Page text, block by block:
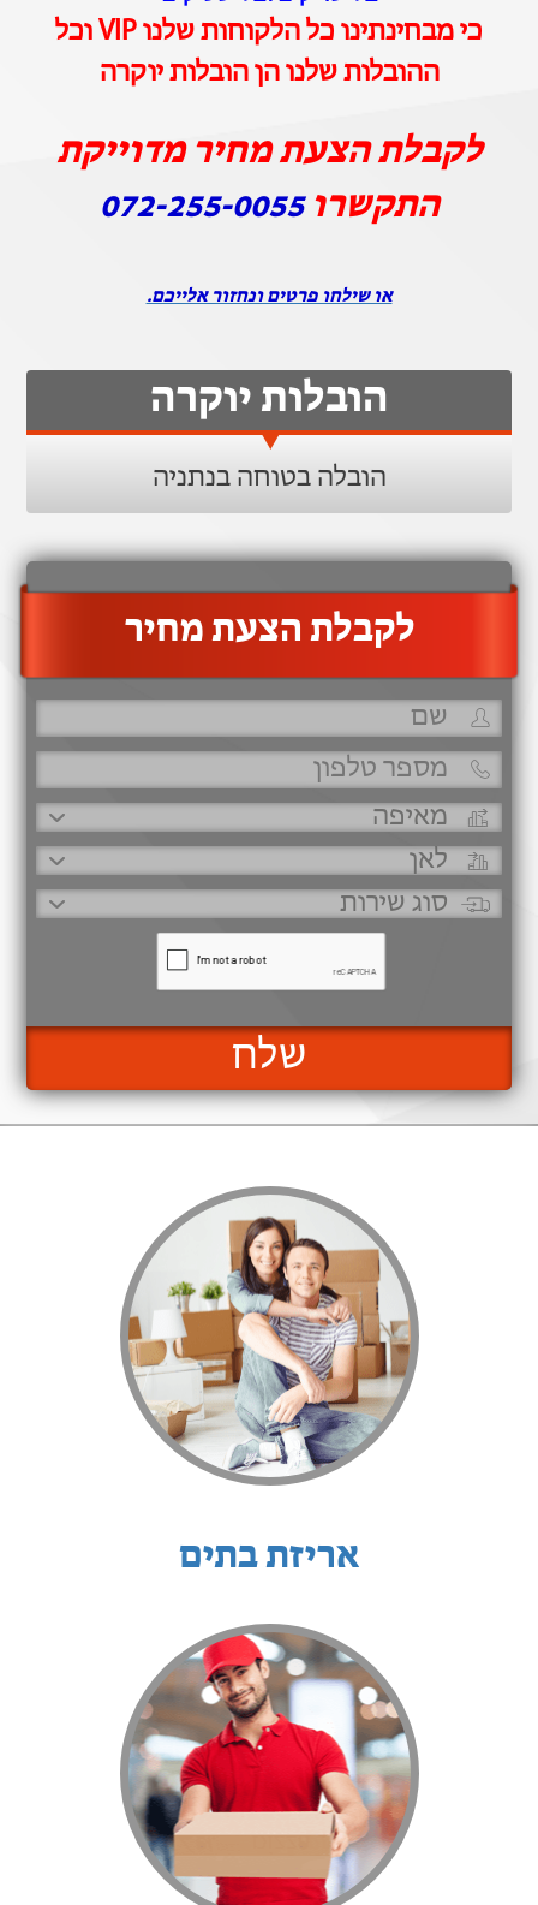
כי מבחינתינו כל הלקוחות שלנו VIP וכל
ההובלות שלנו הן הובלות יוקרה
לקבלת הצעת מחיר מדוייקת
התקשרו072-255-0055
או שילחו פרטים ונחזור אלייכם.
הובלות יוקרה
הובלה בטוחה בנתניה
‫לקבלת הצעת מחיר
שלח
אריזת בתים